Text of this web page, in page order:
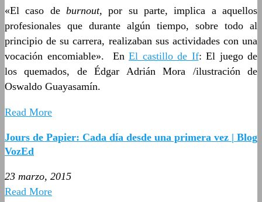
«El caso de burnout,por su parte, implica a aquellos
profesionales que durante algún tiempo, sobre todo al
principio de su carrera, realizaban sus actividades con una
vocación encomiable». En El castillo de If: El juego de
los quemados, de Édgar Adrián Mora /ilustración de
Oswaldo Guayasamín.
Read More
Jours de Papier: Cada día desde una primera vez | Blog
VozEd
23 marzo, 2015
Read More